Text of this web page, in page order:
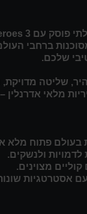
ברחבי
שלכם.
שליטה מדויקת,
מלאי אדרנלין
ולנשקים.
מצוינים.
אסטרטגיות